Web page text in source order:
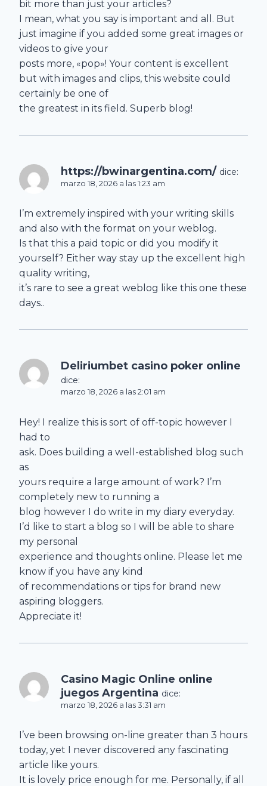
bit more than just your articles?
I mean, what you say is important and all. But
just imagine if you added some great images or
videos to give your
posts more, «pop»! Your content is excellent
but with images and clips, this website could
certainly be one of
the greatest in its field. Superb blog!
https://bwinargentina.com/ dice:
marzo 18, 2026 a las 1:23 am
I’m extremely inspired with your writing skills
and also with the format on your weblog.
Is that this a paid topic or did you modify it
yourself? Either way stay up the excellent high
quality writing,
it’s rare to see a great weblog like this one these
days..
Deliriumbet casino poker online
dice:
marzo 18, 2026 a las 2:01 am
Hey! I realize this is sort of off-topic however I
had to
ask. Does building a well-established blog such
as
yours require a large amount of work? I’m
completely new to running a
blog however I do write in my diary everyday.
I’d like to start a blog so I will be able to share
my personal
experience and thoughts online. Please let me
know if you have any kind
of recommendations or tips for brand new
aspiring bloggers.
Appreciate it!
Casino Magic Online online
juegos Argentina dice:
marzo 18, 2026 a las 3:31 am
I’ve been browsing on-line greater than 3 hours
today, yet I never discovered any fascinating
article like yours.
It is lovely price enough for me. Personally, if all